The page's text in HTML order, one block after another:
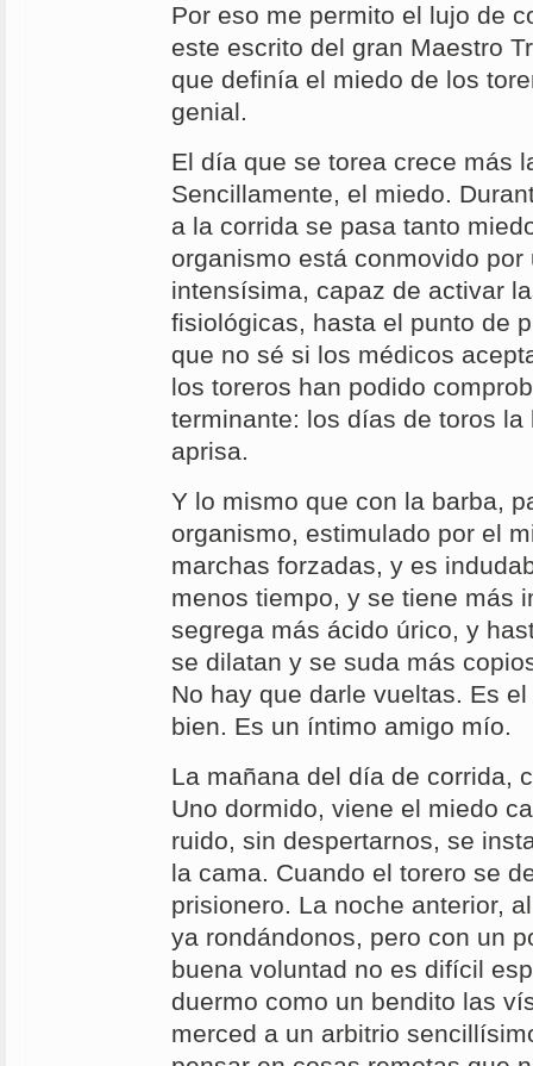
Por eso me permito el lujo de
este escrito del gran Maestro
que definía el miedo de los
genial.
El día que se torea crece más
Sencillamente, el miedo.
a la corrida se pasa tanto
organismo está conmovido por
intensísima, capaz de activar
fisiológicas, hasta el punto de
que no sé si los médicos
los toreros han podido
terminante: los días de toros la
aprisa.
Y lo mismo que con la barba,
organismo, estimulado por el
marchas forzadas, y es
menos tiempo, y se tiene más
segrega más ácido úrico, y
se dilatan y se suda más
No hay que darle vueltas. Es
bien. Es un íntimo amigo mío.
La mañana del día de corrida,
Uno dormido, viene el miedo
ruido, sin despertarnos, se
la cama. Cuando el torero se
prisionero. La noche anterior,
ya rondándonos, pero con un
buena voluntad no es difícil
duermo como un bendito las
merced a un arbitrio